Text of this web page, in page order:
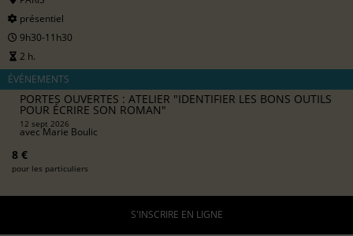
présentiel
9h30-11h30
2 h.
ÉVÉNEMENTS
PORTES OUVERTES : ATELIER "IDENTIFIER LES BONS OUTILS
POUR ÉCRIRE SON ROMAN"
12 sept 2026
avecMarie Boulic
8 €
pour les particuliers
S'INSCRIRE EN LIGNE